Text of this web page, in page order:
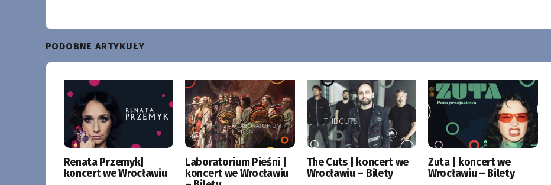
PODOBNE ARTYKUŁY
Renata Przemyk|
koncert we Wrocławiu
Laboratorium Pieśni |
koncert we Wrocławiu
The Cuts | koncert we
Wrocławiu – Bilety
Zuta | koncert we
Wrocławiu – Bilety